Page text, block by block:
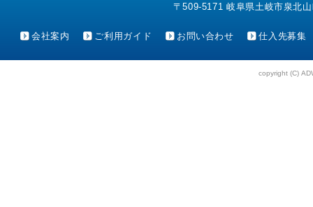
〒509-5171 岐阜県土岐市泉北
会社案内 ご利用ガイド お問い合わせ 仕入先募集
copyright (C)